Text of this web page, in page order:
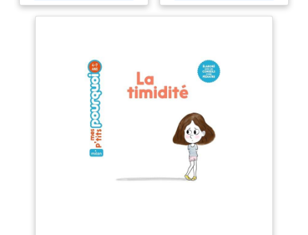
vaincre la timidité et
gagner confiance en